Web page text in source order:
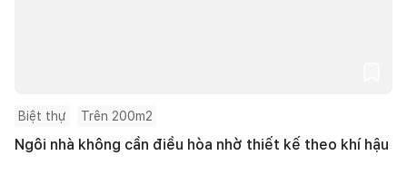
Biệt thự Trên 200m2
Ngôi nhà không cần điều hòa nhờ thiết kế theo khí hậu